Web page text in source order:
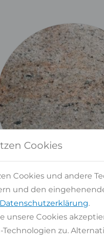
Cookies
Cookies und andere
und den
Datenschutzerklärung.
unsere Cookies
Technologien zu.